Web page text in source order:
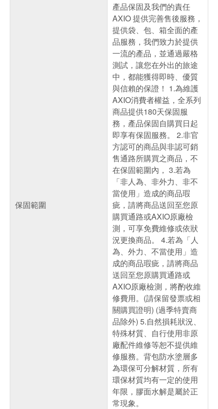
保固範圍
產品保固及我們的責任
AXIO 提供完善售後服務，
提供袋、包、箱全面的產
品服務，我們致力於提供
一流的產品，並通過嚴格
測試，讓您在外出的旅途
中，都能獲得即時、優質
與信賴的保證！ 1.為維護
AXIO消費者權益，全系列
商品提供180天保固服
務，產品保固自購買日起
即享有保固服務。 2.非官
方認可的商品與非認可銷
售通路所購買之商品，不
在保固範圍內， 3.若為
「非人為、非外力、非不
當使用」造成的商品瑕
疵，請將商品送回至您原
購買通路或AXIO原廠檢
測，可享免費維修或依狀
況更換商品。 4.若為「人
為、外力、不當使用」造
成的商品瑕疵，請將商品
送回至您原購買通路或
AXIO原廠檢測，將酌收維
修費用。(請保留發票或相
關購買證明) (過季特賣商
品除外) 5.自然損耗狀況、
特殊材質、自行使用非原
廠配件維修等恕不提供維
修服務。背包防水塗層多
為環保可分解材質，所有
環保材質均有一定的使用
年限，膠面水解是屬於正
常現象。